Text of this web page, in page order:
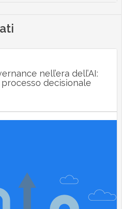
nell’era dell’AI:
decisionale